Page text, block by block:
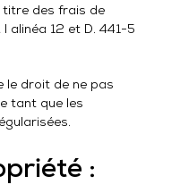
des frais de
alinéa 12 et D. 441-5
le droit de ne pas
tant que les
: